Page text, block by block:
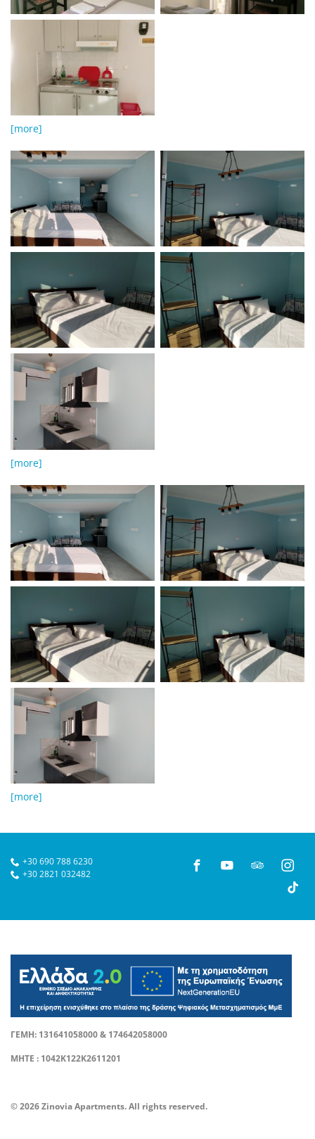
[more]
[more]
[more]
+30 690 788 6230
+30 2821 032482
ΓΕΜΗ: 131641058000 & 174642058000
ΜΗΤΕ : 1042Κ122Κ2611201
© 2026 Zinovia Apartments. All rights reserved.